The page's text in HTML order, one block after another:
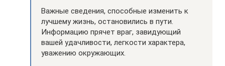
Важные сведения, способные изменить к
лучшему жизнь, остановились в пути.
Информацию прячет враг, завидующий
вашей удачливости, легкости характера,
уважению окружающих.